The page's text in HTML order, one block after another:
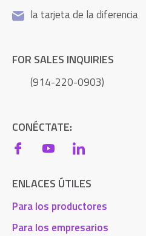
la tarjeta de la diferencia
FOR SALES INQUIRIES
(914-220-0903)
CONÉCTATE:
ENLACES ÚTILES
Para los productores
Para los empresarios